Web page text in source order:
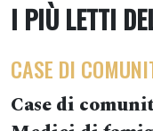
I PIÙ LETTI
CASE DI
Case di